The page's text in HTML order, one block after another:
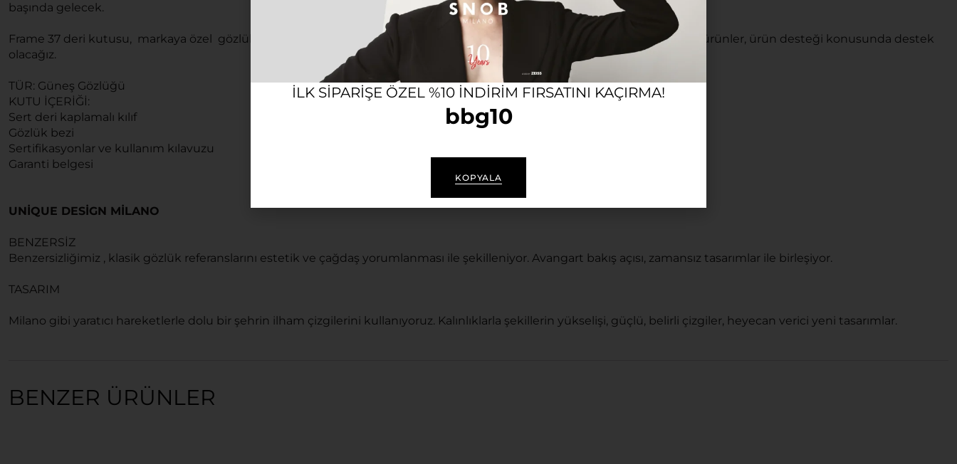
başında gelecek.
Frame 37 deri kutusu, markaya özel gözlük bezi ile gelir. Ürünü kullandığınız süre boyunca Bubago olarak her zaman yeni ürünler, ürün desteği konusunda destek
olacağız.
TÜR: Güneş Gözlüğü
KUTU İÇERİĞİ:
Sert deri kaplamalı kılıf
Gözlük bezi
Sertifikasyonlar ve kullanım kılavuzu
Garanti belgesi
UNİQUE DESİGN MİLANO
BENZERSİZ
Benzersizliğimiz , klasik gözlük referanslarını estetik ve çağdaş yorumlanması ile şekilleniyor. Avangart bakış açısı, zamansız tasarımlar ile birleşiyor.
TASARIM
Milano gibi yaratıcı hareketlerle dolu bir şehrin ilham çizgilerini kullanıyoruz. Kalınlıklarla şekillerin yükselişi, güçlü, belirli çizgiler, heyecan verici yeni tasarımlar.
BENZER ÜRÜNLER
ILK SIPARIŞE ÖZEL %10 INDIRIM FIRSATINI KAÇIRMA!
bbg10
KOPYALA